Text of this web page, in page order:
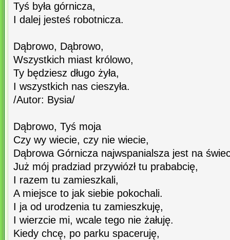
Tyś była górnicza,
I dalej jesteś robotnicza.
Dąbrowo, Dąbrowo,
Wszystkich miast królowo,
Ty będziesz długo żyła,
I wszystkich nas cieszyła.
/Autor: Bysia/
Dąbrowo, Tyś moja
Czy wy wiecie, czy nie wiecie,
Dąbrowa Górnicza najwspanialsza jest na
Już mój pradziad przywiózł tu prababcię,
I razem tu zamieszkali,
A miejsce to jak siebie pokochali.
I ja od urodzenia tu zamieszkuję,
I wierzcie mi, wcale tego nie żałuję.
Kiedy chcę, po parku spaceruję,